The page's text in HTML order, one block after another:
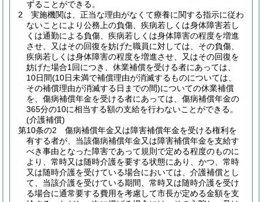
ずることができる。
2
実施機関は、正当な理由がなくて療養に関する指示に従わ
ないことにより公務上の負傷、疾病若しくは身体障害若し
くは通勤による負傷、疾病若しくは身体障害の程度を増進
させ、又はその回復を妨げた職員に対しては、その負傷、
疾病若しくは身体障害の程度を増進させ、又はその回復を
妨げた場合1回につき、休業補償を受ける者にあっては、
10日間(10日未満で補償理由が消滅するものについては、
その補償理由が消滅する日までの間)についての休業補償
を、傷病補償年金を受ける者にあっては、傷病補償年金の
365分の10に相当する額の支給を行わないことができる。
(介護補償)
第10条の2
傷病補償年金又は障害補償年金を受ける権利を
有する者が、当該傷病補償年金又は障害補償年金を支給す
べき事由となった障害であって規則で定める程度のものに
より、常時又は随時介護を要する状態にあり、かつ、常時
又は随時介護を受けている場合においては、介護補償とし
て、当該介護を受けている期間、常時又は随時介護を受け
る場合に通常要する費用を考慮して市長が定める金額を支